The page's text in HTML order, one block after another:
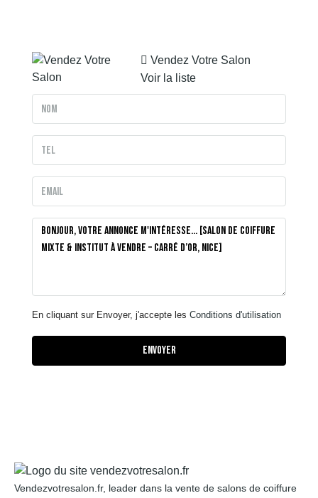
Vendez Votre Salon
Voir la liste
En cliquant sur Envoyer, j'accepte les Conditions d'utilisation
Envoyer
Vendezvotresalon.fr, leader dans la vente de salons de coiffure